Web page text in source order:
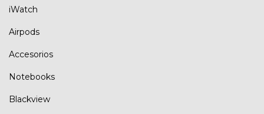
iWatch
Airpods
Accesorios
Notebooks
Blackview